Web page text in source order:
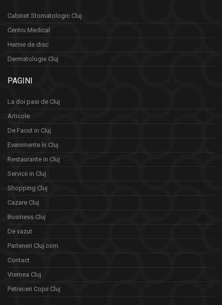
Cabinet Stomatologic Cluj
Centru Medical
Hernie de disc
Dermatologie Cluj
PAGINI
La doi pasi de Cluj
Articole
De Facut in Cluj
Evenimente în Cluj
Restaurante in Cluj
Servicii in Cluj
Shopping Cluj
Cazare Cluj
Business Cluj
De vazut
Parteneri Cluj.com
Contact
Vremea Cluj
Petreceri Copii Cluj